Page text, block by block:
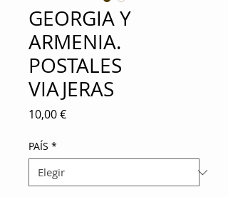
GEORGIA Y
ARMENIA.
POSTALES
VIAJERAS
10,00 €Precio
PAÍS *